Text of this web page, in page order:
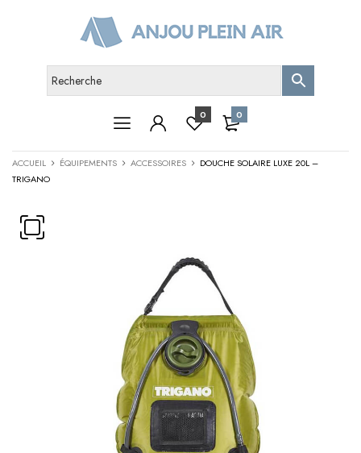
0 0
ACCUEIL ÉQUIPEMENTS ACCESSOIRES
DOUCHE SOLAIRE LUXE 20L –
TRIGANO